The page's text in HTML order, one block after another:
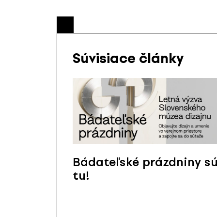
Súvisiace články
Bádateľské prázdniny
tu!